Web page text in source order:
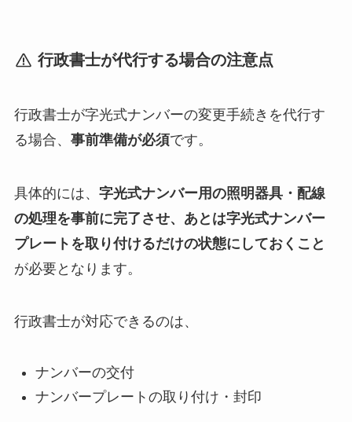
行政書士が代行する場合の注意点
行政書士が字光式ナンバーの変更手続きを代行す
る場合、 事前準備が必須です。
具体的には、 字光式ナンバー用の照明器具・配線
の処理を事前に完了させ、あとは字光式ナンバー
プレートを取り付けるだけの状態にしておくこと
が必要となります。
行政書士が対応できるのは、
ナンバーの交付
ナンバープレートの取り付け・封印